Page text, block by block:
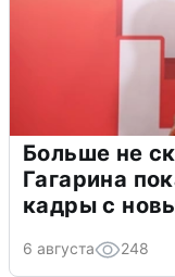
Больше не
Гагарина
кадры с
6 августа 248